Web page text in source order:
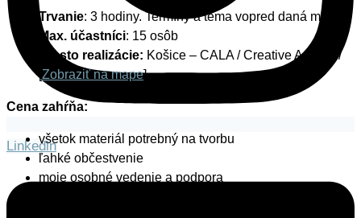
Linkedin
Trvanie: 3 hodiny. Termíny a téma vopred daná mnou
Max. účastníci: 15 osôb
Miesto realizácie: Košice – CALA / Creative Art Lab /
[Zobraziť na mape]
Cena zahŕňa:
všetok materiál potrebný na tvorbu
ľahké občestvenie
moje osobné vedenie a podpora